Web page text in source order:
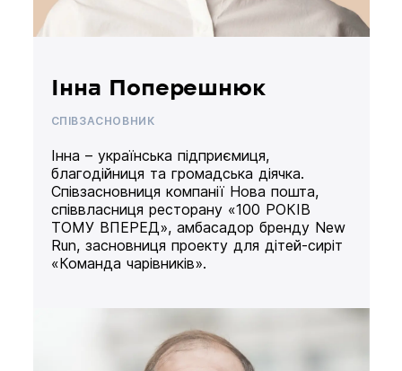
Інна Поперешнюк
СПІВЗАСНОВНИК
Інна – українська підприємиця,
благодійниця та громадська діячка.
Співзасновниця компанії Нова пошта,
співвласниця ресторану «100 РОКІВ
ТОМУ ВПЕРЕД», амбасадор бренду New
Run, засновниця проекту для дітей-сиріт
«Команда чарівників».